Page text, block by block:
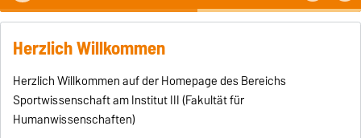
Herzlich Willkommen
Herzlich Willkommen auf der Homepage des Bereichs
Sportwissenschaft am Institut III (Fakultät für
Humanwissenschaften)